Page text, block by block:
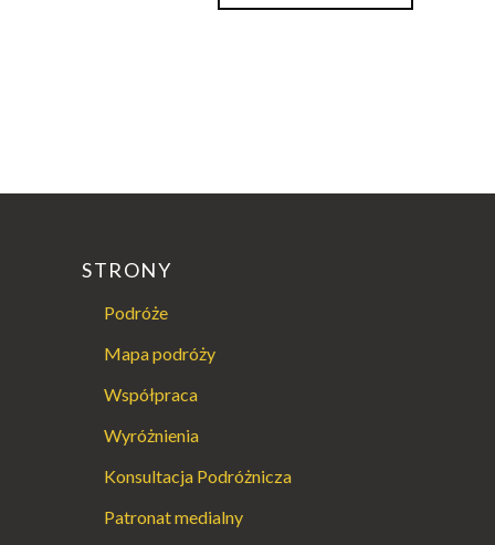
STRONY
Podróże
Mapa podróży
Współpraca
Wyróżnienia
Konsultacja Podróżnicza
Patronat medialny